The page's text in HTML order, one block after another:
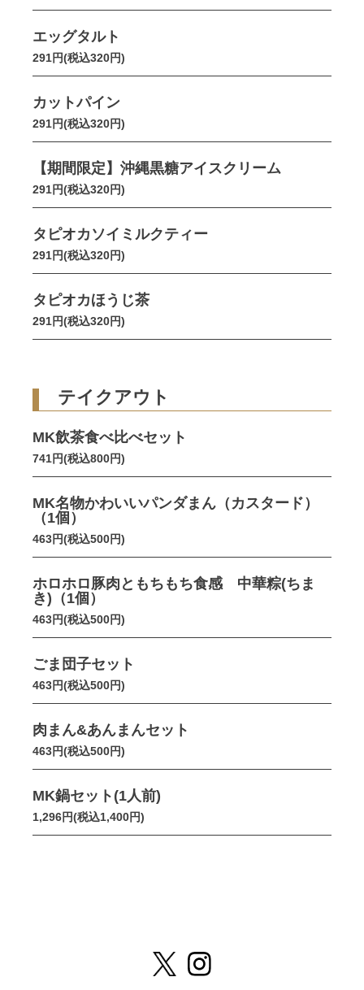
エッグタルト
291円(税込320円)
カットパイン
291円(税込320円)
【期間限定】沖縄黒糖アイスクリーム
291円(税込320円)
タピオカソイミルクティー
291円(税込320円)
タピオカほうじ茶
291円(税込320円)
テイクアウト
MK飲茶食べ比べセット
741円(税込800円)
MK名物かわいいパンダまん（カスタード）
（1個）
463円(税込500円)
ホロホロ豚肉ともちもち食感 中華粽(ちま
き)（1個）
463円(税込500円)
ごま団子セット
463円(税込500円)
肉まん&あんまんセット
463円(税込500円)
MK鍋セット(1人前)
1,296円(税込1,400円)